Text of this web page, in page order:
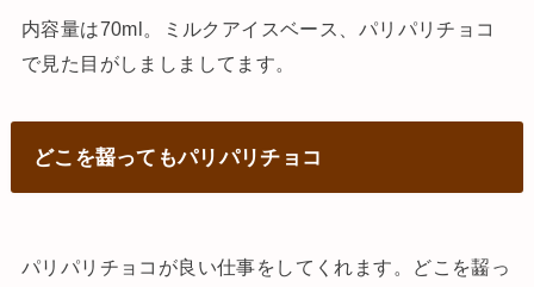
内容量は70ml。ミルクアイスベース、パリパリチョコ
で見た目がしましましてます。
どこを齧ってもパリパリチョコ
パリパリチョコが良い仕事をしてくれます。どこを齧っ